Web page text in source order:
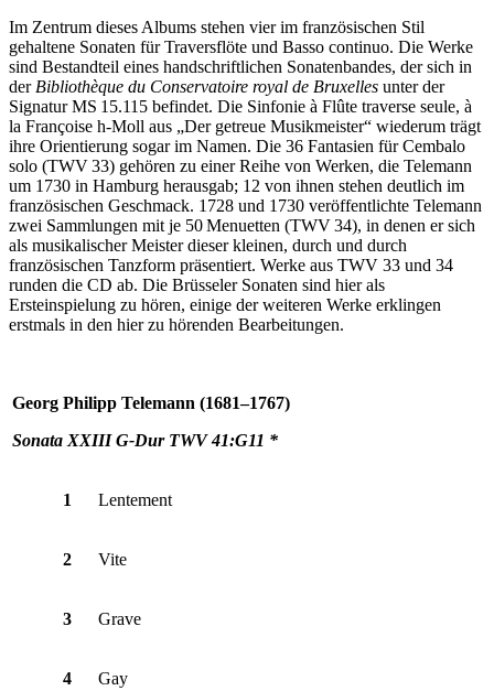
Im Zentrum dieses Albums stehen vier im französischen Stil
gehaltene Sonaten für Traversflöte und Basso continuo. Die Werke
sind Bestandteil eines handschriftlichen Sonatenbandes, der sich in
der Bibliothèque du Conservatoire royal de Bruxelles unter der
Signatur MS 15.115 befindet. Die Sinfonie à Flûte traverse seule, à
la Françoise h-Moll aus „Der getreue Musikmeister“ wiederum trägt
ihre Orientierung sogar im Namen. Die 36 Fantasien für Cembalo
solo (TWV 33) gehören zu einer Reihe von Werken, die Telemann
um 1730 in Hamburg herausgab; 12 von ihnen stehen deutlich im
französischen Geschmack. 1728 und 1730 veröffentlichte Telemann
zwei Sammlungen mit je 50 Menuetten (TWV 34), in denen er sich
als musikalischer Meister dieser kleinen, durch und durch
französischen Tanzform präsentiert. Werke aus TWV 33 und 34
runden die CD ab. Die Brüsseler Sonaten sind hier als
Ersteinspielung zu hören, einige der weiteren Werke erklingen
erstmals in den hier zu hörenden Bearbeitungen.
Georg Philipp Telemann (1681–1767)
Sonata XXIII G-Dur TWV 41:G11 *
1 Lentement
2 Vite
3 Grave
4 Gay